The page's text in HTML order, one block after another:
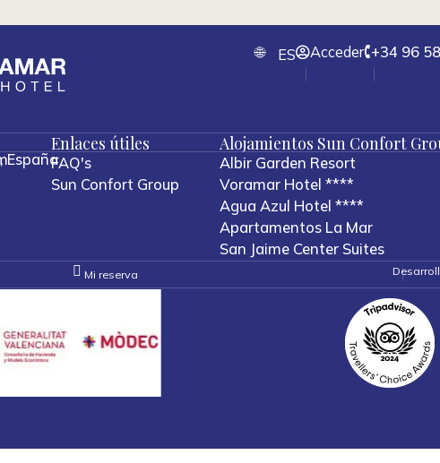
ES Acceder +34 96
Recibe todas nuestras ofertas y descuentos
,España
Enlaces útiles
FAQ's
Sun Confort Group
Alojamientos Sun Confort
Albir Garden Resort
Voramar Hotel ****
Agua Azul Hotel ****
Apartamentos La Mar
San Jaime Center Suites
Mi reserva